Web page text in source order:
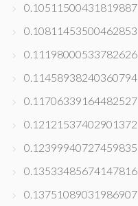
0.10511500431819887
0.10811453500462853
0.11198000533782626
0.11458938240360794
0.11706339164482527
0.12121537402901372
0.12399940727459835
0.13533485674147816
0.13751089031986907